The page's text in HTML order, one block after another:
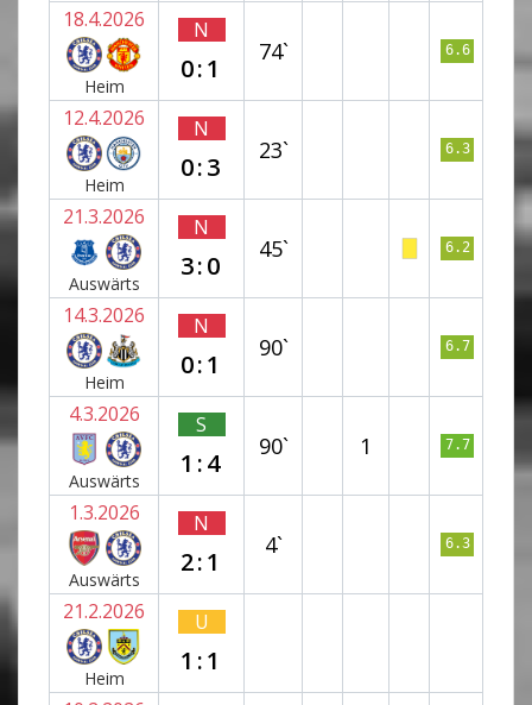
18.4.2026
Heim
N
0:1
74` 6.6
12.4.2026
Heim
N
0:3
23` 6.3
21.3.2026
Auswärts
N
3:0
45` 6.2
14.3.2026
Heim
N
0:1
90` 6.7
4.3.2026
Auswärts
S
1:4
90` 1 7.7
1.3.2026
Auswärts
N
2:1
4` 6.3
21.2.2026
Heim
U
1:1